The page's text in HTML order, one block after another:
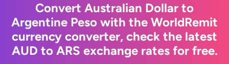
Convert Australian Dollar to
Argentine Peso with the WorldRemit
currency converter, check the latest
AUD to ARS exchange rates for free.